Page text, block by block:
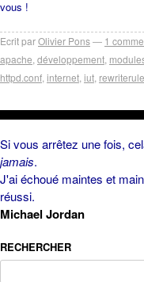
vous !
Ecrit parOlivier Pons 1
apache développement
httpd.conf internet iut rewriterule
Si vous arrêtez une fois,
jamais.
J'ai échoué maintes et
réussi.
Michael Jordan
RECHERCHER